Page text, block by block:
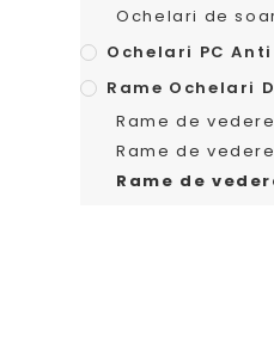
Ochelari de
Ochelari PC
Rame Ochelari
Rame de
Rame de
Rame de